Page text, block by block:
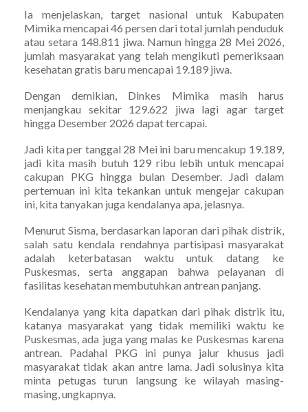
Ia menjelaskan, target nasional untuk Kabupaten
Mimika mencapai 46 persen dari total jumlah penduduk
atau setara 148.811 jiwa. Namun hingga 28 Mei 2026,
jumlah masyarakat yang telah mengikuti pemeriksaan
kesehatan gratis baru mencapai 19.189 jiwa.
Dengan demikian, Dinkes Mimika masih harus
menjangkau sekitar 129.622 jiwa lagi agar target
hingga Desember 2026 dapat tercapai.
Jadi kita per tanggal 28 Mei ini baru mencakup 19.189,
jadi kita masih butuh 129 ribu lebih untuk mencapai
cakupan PKG hingga bulan Desember. Jadi dalam
pertemuan ini kita tekankan untuk mengejar cakupan
ini, kita tanyakan juga kendalanya apa, jelasnya.
Menurut Sisma, berdasarkan laporan dari pihak distrik,
salah satu kendala rendahnya partisipasi masyarakat
adalah keterbatasan waktu untuk datang ke
Puskesmas, serta anggapan bahwa pelayanan di
fasilitas kesehatan membutuhkan antrean panjang.
Kendalanya yang kita dapatkan dari pihak distrik itu,
katanya masyarakat yang tidak memiliki waktu ke
Puskesmas, ada juga yang malas ke Puskesmas karena
antrean. Padahal PKG ini punya jalur khusus jadi
masyarakat tidak akan antre lama. Jadi solusinya kita
minta petugas turun langsung ke wilayah masing-
masing, ungkapnya.